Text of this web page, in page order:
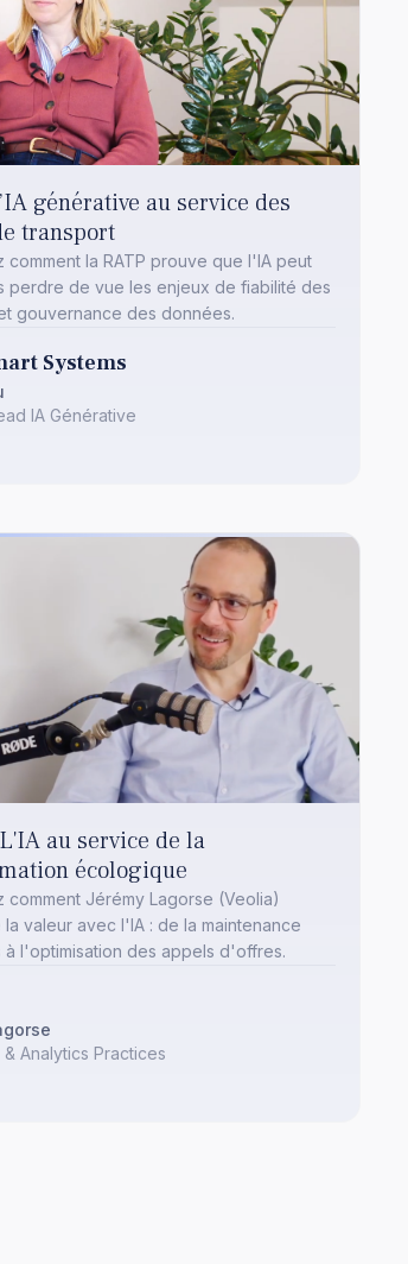
générative au service des
transport
comment la RATP prouve que l'IA peut
perdre de vue les enjeux de fiabilité des
gouvernance des données.
Systems
IA Générative
au service de la
écologique
comment Jérémy Lagorse (Veolia)
valeur avec l'IA : de la maintenance
à l'optimisation des appels d'offres.
Analytics Practices